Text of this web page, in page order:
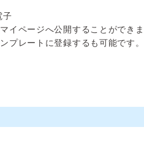
子
イページへ公開することができ
プレートに登録するも可能です。